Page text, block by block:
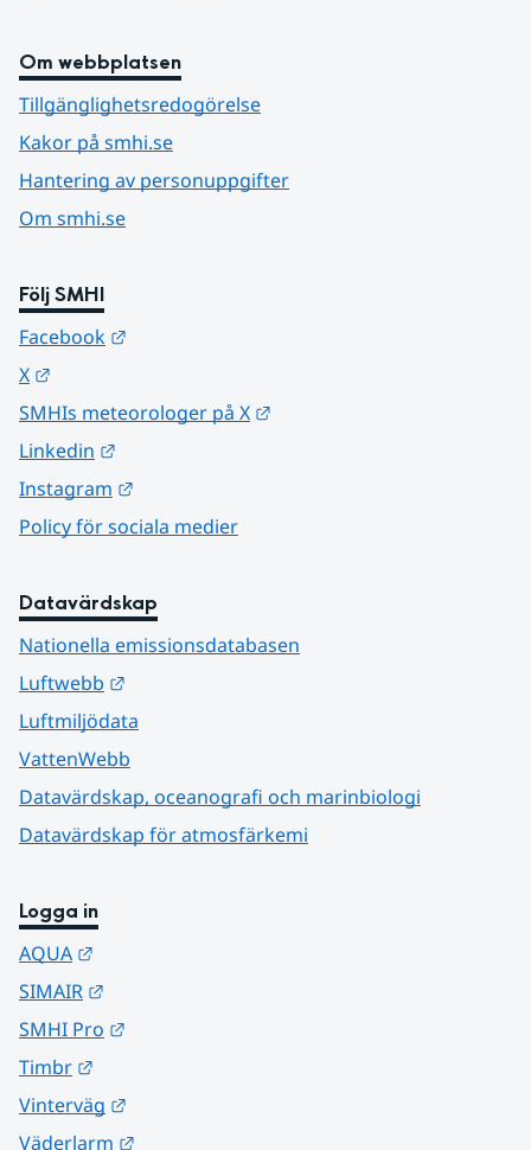
Om webbplatsen
Tillgänglighetsredogörelse
Kakor på smhi.se
Hantering av personuppgifter
Om smhi.se
Följ SMHI
Facebook
X
SMHIs meteorologer på X
Linkedin
Instagram
Policy för sociala medier
Datavärdskap
Nationella emissionsdatabasen
Luftwebb
Luftmiljödata
VattenWebb
Datavärdskap, oceanografi och marinbiologi
Datavärdskap för atmosfärkemi
Logga in
AQUA
SIMAIR
SMHI Pro
Timbr
Vinterväg
Väderlarm